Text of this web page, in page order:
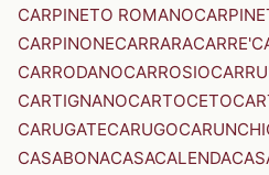
CARPINETO ROMANO
CARPINONECARRARACARRE'
CARRODANOCARROSIO
CARTIGNANOCARTOCETO
CARUGATECARUGO
CASABONACASACALENDA